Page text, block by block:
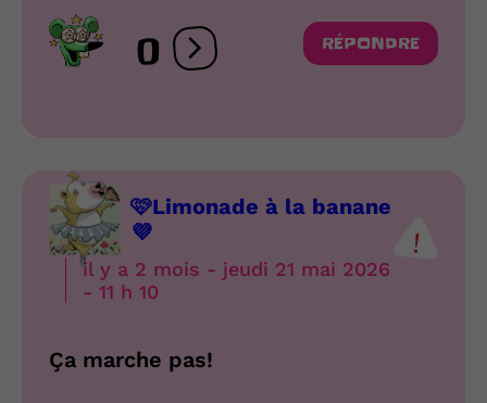
0 Ouvrir les réactions
RÉPONDRE
🩷Limonade à la banane
💜
il y a 2 mois - jeudi 21 mai 2026
- 11 h 10
Ça marche pas!